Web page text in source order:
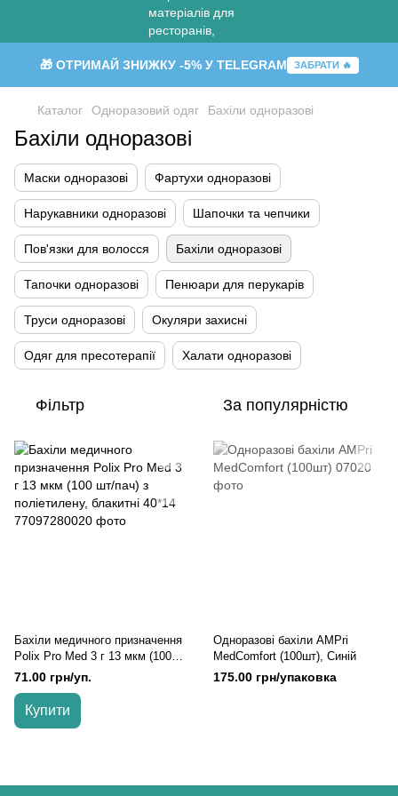
🎁 ОТРИМАЙ ЗНИЖКУ -5% У TELEGRAM ЗАБРАТИ 🔥
Каталог Одноразовий одяг Бахіли одноразові
Бахіли одноразові
Маски одноразові Фартухи одноразові
Нарукавники одноразові Шапочки та чепчики
Пов'язки для волосся Бахіли одноразові
Тапочки одноразові Пенюари для перукарів
Труси одноразові Окуляри захисні
Одяг для пресотерапії Халати одноразові
Фільтр За популярністю
Бахіли медичного призначення
Polix Pro Med 3 г 13 мкм (100
шт/пач) з поліетилену, блакитні
40*14, Синій
71.00 грн/уп.
Купити
Одноразові бахіли AMPri
MedComfort (100шт), Синій
175.00 грн/упаковка